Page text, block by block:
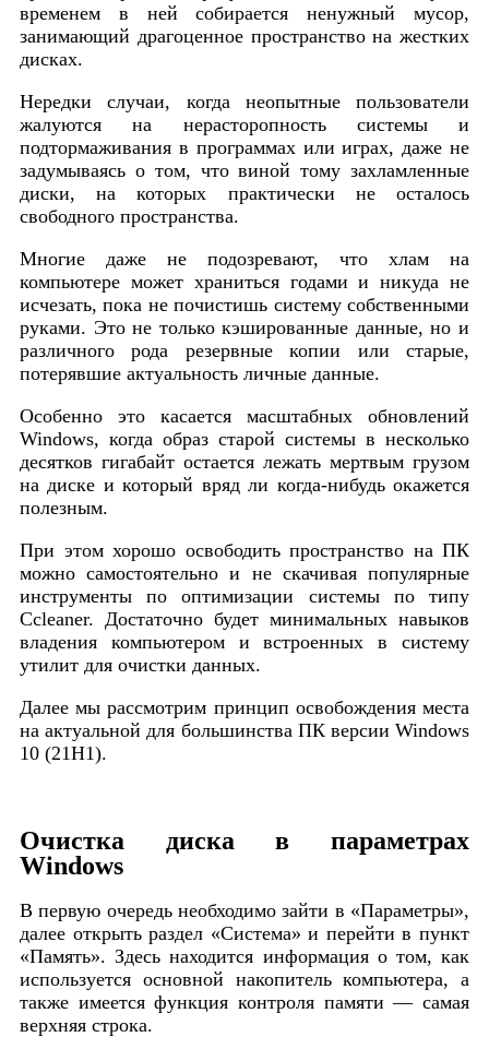
временем в ней собирается ненужный мусор,
занимающий драгоценное пространство на жестких
дисках.
Нередки случаи, когда неопытные пользователи
жалуются на нерасторопность системы и
подтормаживания в программах или играх, даже не
задумываясь о том, что виной тому захламленные
диски, на которых практически не осталось
свободного пространства.
Многие даже не подозревают, что хлам на
компьютере может храниться годами и никуда не
исчезать, пока не почистишь систему собственными
руками. Это не только кэшированные данные, но и
различного рода резервные копии или старые,
потерявшие актуальность личные данные.
Особенно это касается масштабных обновлений
Windows, когда образ старой системы в несколько
десятков гигабайт остается лежать мертвым грузом
на диске и который вряд ли когда-нибудь окажется
полезным.
При этом хорошо освободить пространство на ПК
можно самостоятельно и не скачивая популярные
инструменты по оптимизации системы по типу
Ccleaner. Достаточно будет минимальных навыков
владения компьютером и встроенных в систему
утилит для очистки данных.
Далее мы рассмотрим принцип освобождения места
на актуальной для большинства ПК версии Windows
10 (21H1).
Очистка диска в параметрах
Windows
В первую очередь необходимо зайти в «Параметры»,
далее открыть раздел «Система» и перейти в пункт
«Память». Здесь находится информация о том, как
используется основной накопитель компьютера, а
также имеется функция контроля памяти — самая
верхняя строка.